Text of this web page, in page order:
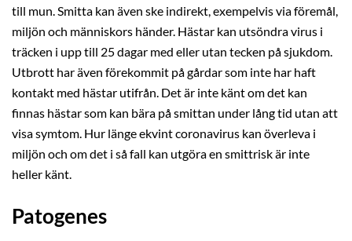
till mun. Smitta kan även ske indirekt, exempelvis via föremål,
miljön och människors händer. Hästar kan utsöndra virus i
träcken i upp till 25 dagar med eller utan tecken på sjukdom.
Utbrott har även förekommit på gårdar som inte har haft
kontakt med hästar utifrån. Det är inte känt om det kan
finnas hästar som kan bära på smittan under lång tid utan att
visa symtom. Hur länge ekvint coronavirus kan överleva i
miljön och om det i så fall kan utgöra en smittrisk är inte
heller känt.
Patogenes